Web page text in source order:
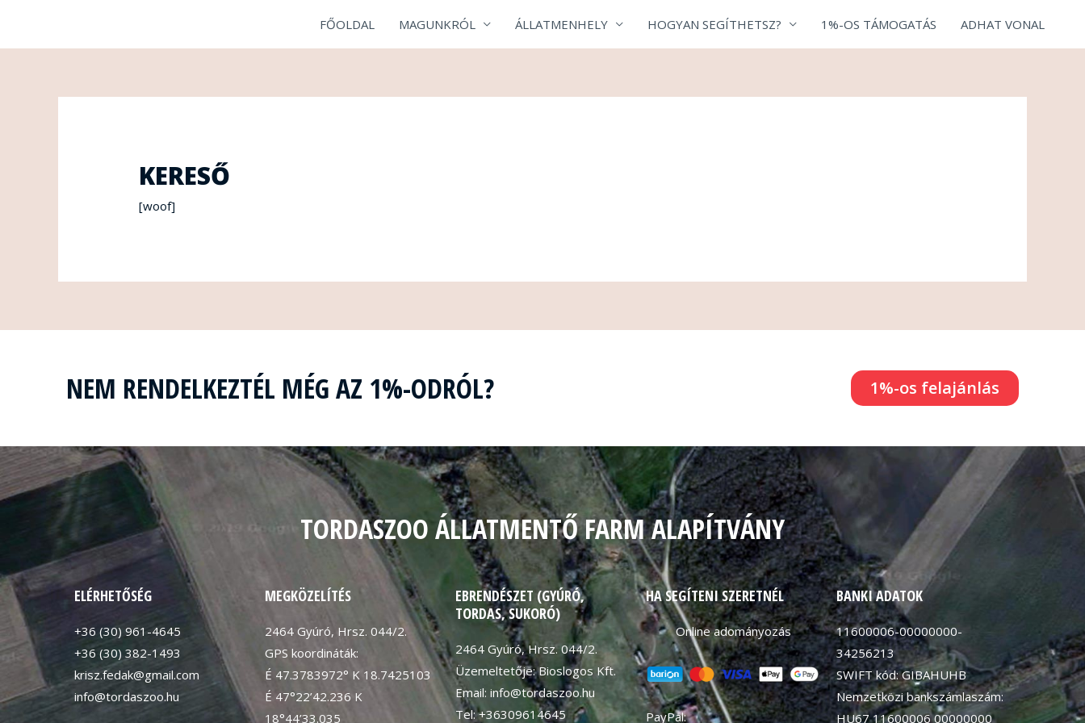
content
FŐOLDAL MAGUNKRÓL ÁLLATMENHELY HOGYAN SEGÍTHETSZ? 1%-OS TÁMOGATÁS ADHAT VONAL
KERESŐ
[woof]
NEM RENDELKEZTÉL MÉG AZ 1%-ODRÓL? 1%-os felajánlás
TORDASZOO ÁLLATMENTŐ FARM ALAPÍTVÁNY
ELÉRHETŐSÉG
+36 (30) 961-4645
+36 (30) 382-1493
krisz.fedak@gmail.com
info@tordaszoo.hu
MEGKÖZELÍTÉS
2464 Gyúró, Hrsz. 044/2.
GPS koordináták:
É 47.3783972° K 18.7425103
É 47°22’42.236 K
18°44’33.035
EBRENDÉSZET (GYÚRÓ,
TORDAS, SUKORÓ)
2464 Gyúró, Hrsz. 044/2.
Üzemeltetője: Bioslogos Kft.
Email: info@tordaszoo.hu
Tel: +36309614645
HA SEGÍTENI SZERETNÉL
Online adományozás
PayPal:
BANKI ADATOK
11600006-00000000-
34256213
SWIFT kód: GIBAHUHB
Nemzetközi bankszámlaszám:
HU67 11600006 00000000